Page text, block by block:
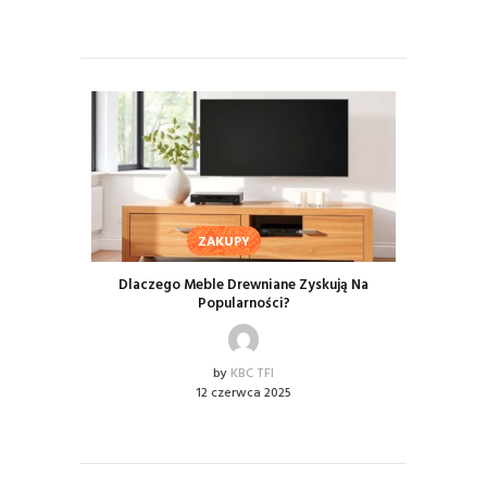
ZAKUPY
Dlaczego Meble Drewniane Zyskują Na
Popularności?
by KBC TFI
12 czerwca 2025